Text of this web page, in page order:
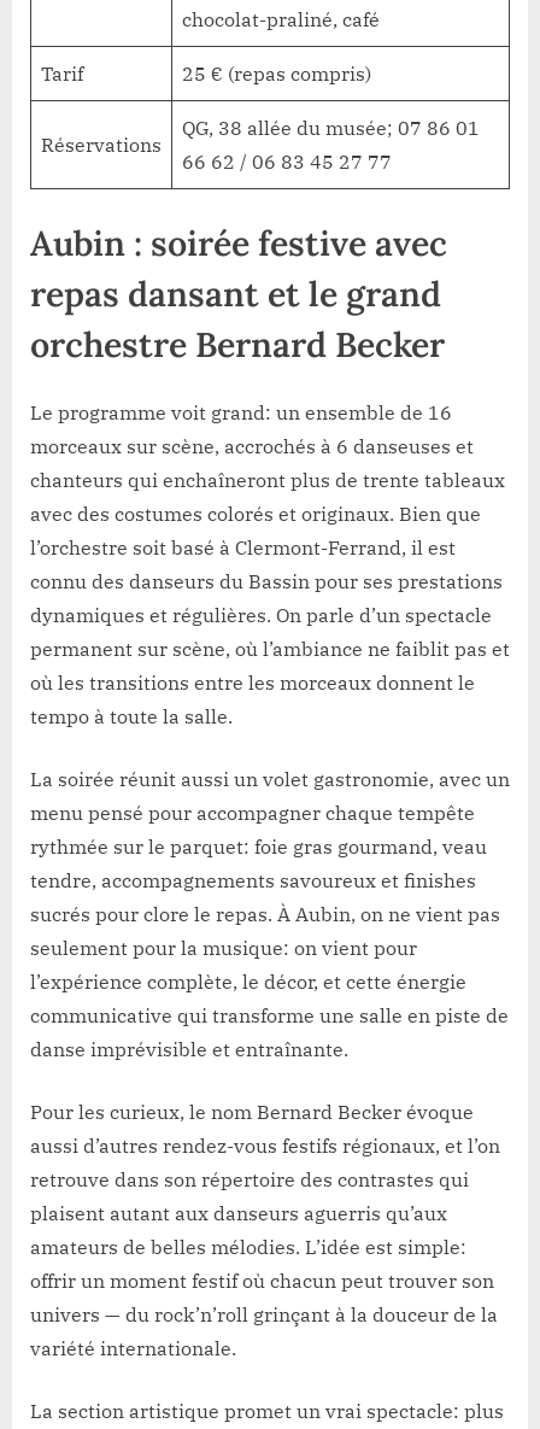
chocolat-praliné, café
Tarif 25 € (repas compris)
Réservations
QG, 38 allée du musée; 07 86 01
66 62 / 06 83 45 27 77
Aubin : soirée festive avec
repas dansant et le grand
orchestre Bernard Becker
Le programme voit grand: un ensemble de 16
morceaux sur scène, accrochés à 6 danseuses et
chanteurs qui enchaîneront plus de trente tableaux
avec des costumes colorés et originaux. Bien que
l’orchestre soit basé à Clermont-Ferrand, il est
connu des danseurs du Bassin pour ses prestations
dynamiques et régulières. On parle d’un spectacle
permanent sur scène, où l’ambiance ne faiblit pas et
où les transitions entre les morceaux donnent le
tempo à toute la salle.
La soirée réunit aussi un volet gastronomie, avec un
menu pensé pour accompagner chaque tempête
rythmée sur le parquet: foie gras gourmand, veau
tendre, accompagnements savoureux et finishes
sucrés pour clore le repas. À Aubin, on ne vient pas
seulement pour la musique: on vient pour
l’expérience complète, le décor, et cette énergie
communicative qui transforme une salle en piste de
danse imprévisible et entraînante.
Pour les curieux, le nom Bernard Becker évoque
aussi d’autres rendez-vous festifs régionaux, et l’on
retrouve dans son répertoire des contrastes qui
plaisent autant aux danseurs aguerris qu’aux
amateurs de belles mélodies. L’idée est simple:
offrir un moment festif où chacun peut trouver son
univers — du rock’n’roll grinçant à la douceur de la
variété internationale.
La section artistique promet un vrai spectacle: plus